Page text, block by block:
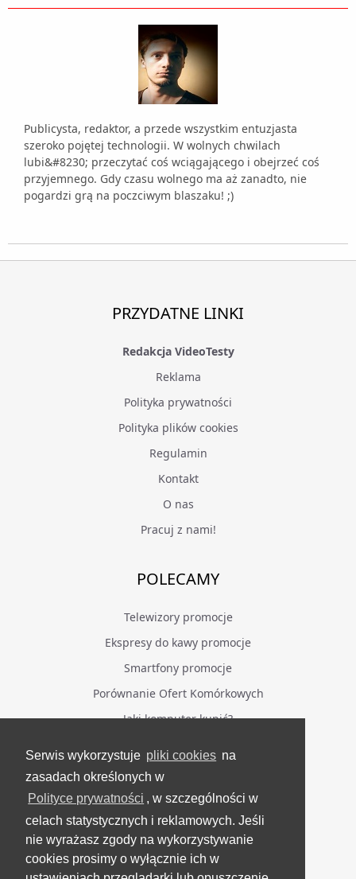
Serwis wykorzystuje pliki cookies na
zasadach określonych w
Polityce prywatności , w szczególności w
celach statystycznych i reklamowych. Jeśli
nie wyrażasz zgody na wykorzystywanie
cookies prosimy o wyłącznie ich w
Publicysta, redaktor, a przede wszystkim entuzjasta
szeroko pojętej technologii. W wolnych chwilach
lubi&#8230; przeczytać coś wciągającego i obejrzeć coś
przyjemnego. Gdy czasu wolnego ma aż zanadto, nie
pogardzi grą na poczciwym blaszaku! ;)
PRZYDATNE LINKI
Redakcja VideoTesty
Reklama
Polityka prywatności
Polityka plików cookies
Regulamin
Kontakt
O nas
Pracuj z nami!
POLECAMY
Telewizory promocje
Ekspresy do kawy promocje
Smartfony promocje
Porównanie Ofert Komórkowych
Jaki komputer kupić?
BĄDŹ NA BIEŻĄCO
Facebook
Grupa Testerzy Videotestów
YouTube